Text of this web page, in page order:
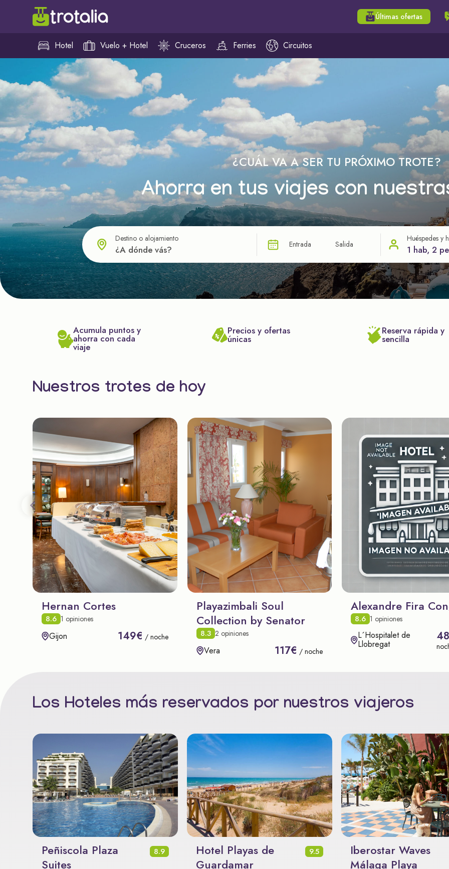
Últimas ofertas
Hotel Vuelo + Hotel Cruceros Ferries Circuitos
¿CUÁL VA A SER TU PRÓXIMO TROTE?
Ahorra en tus viajes con
Destino o alojamiento
Entrada Salida
Huéspedes y
1 hab, 2
Acumula puntos y
ahorra con cada
viaje
Precios y ofertas
únicas
Reserva rápida y
sencilla
Nuestros trotes de hoy
Hernan Cortes
8.6 1 opiniones
Gijon 149€ / noche
Playazimbali Soul
Collection by Senator
8.3 2 opiniones
Vera 117€ / noche
Alexandre Fira
8.6 1 opiniones
L´Hospitalet de
Llobregat
Los Hoteles más reservados por nuestros viajeros
Peñiscola Plaza
Suites
8.9
Hotel Playas de
Guardamar
9.5
Iberostar Waves
Málaga Playa